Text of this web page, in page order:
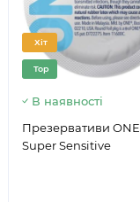
Хіт
Top
В наявності
Презервативи ONE
Super Sensitive